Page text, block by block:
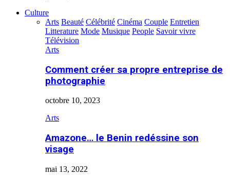
Culture
Arts Beauté Célébrité Cinéma Couple Entretien
Litterature Mode Musique People Savoir vivre
Télévision
Arts
Comment créer sa propre entreprise de
photographie
octobre 10, 2023
Arts
Amazone… le Benin redéssine son
visage
mai 13, 2022